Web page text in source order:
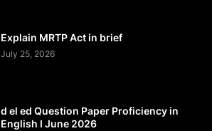
Explain MRTP Act in brief
July 25, 2026
d el ed Question Paper Proficiency in
English I June 2026